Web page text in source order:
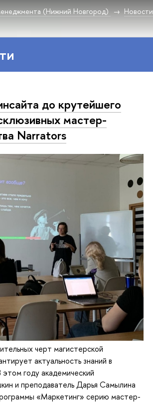
(Нижний Новгород) Новости
до крутейшего
мастер-
Narrators
черт магистерской
актуальность знаний в
году академический
и преподаватель Дарья Самылина
«Маркетинг» серию мастер-